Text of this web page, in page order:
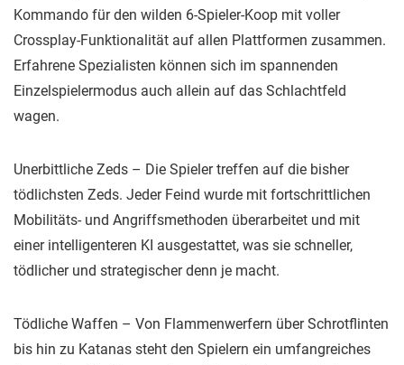
Kommando für den wilden 6-Spieler-Koop mit voller
Crossplay-Funktionalität auf allen Plattformen zusammen.
Erfahrene Spezialisten können sich im spannenden
Einzelspielermodus auch allein auf das Schlachtfeld
wagen.
Unerbittliche Zeds – Die Spieler treffen auf die bisher
tödlichsten Zeds. Jeder Feind wurde mit fortschrittlichen
Mobilitäts- und Angriffsmethoden überarbeitet und mit
einer intelligenteren KI ausgestattet, was sie schneller,
tödlicher und strategischer denn je macht.
Tödliche Waffen – Von Flammenwerfern über Schrotflinten
bis hin zu Katanas steht den Spielern ein umfangreiches